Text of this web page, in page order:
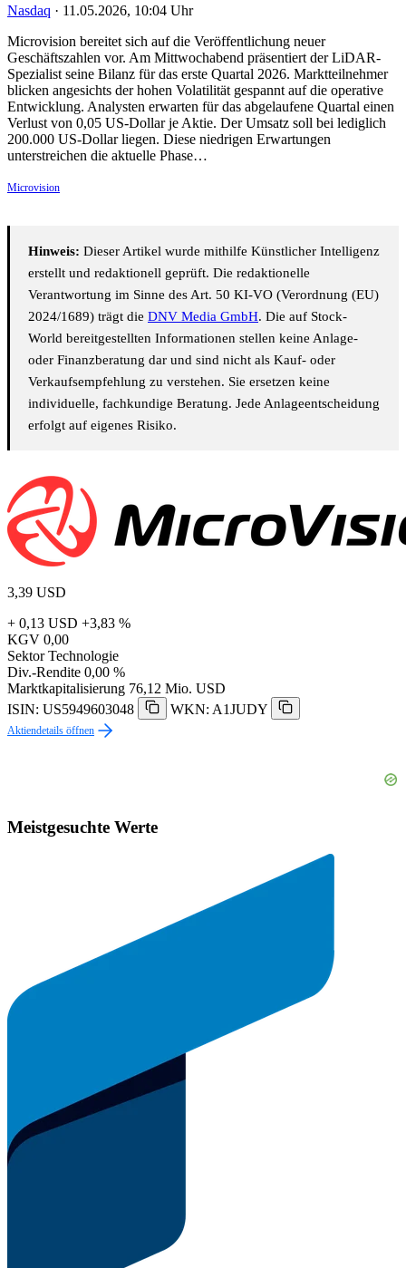
Nasdaq · 11.05.2026, 10:04 Uhr
Microvision bereitet sich auf die Veröffentlichung neuer
Geschäftszahlen vor. Am Mittwochabend präsentiert der LiDAR-
Spezialist seine Bilanz für das erste Quartal 2026. Marktteilnehmer
blicken angesichts der hohen Volatilität gespannt auf die operative
Entwicklung. Analysten erwarten für das abgelaufene Quartal einen
Verlust von 0,05 US-Dollar je Aktie. Der Umsatz soll bei lediglich
200.000 US-Dollar liegen. Diese niedrigen Erwartungen
unterstreichen die aktuelle Phase…
Microvision
Hinweis: Dieser Artikel wurde mithilfe Künstlicher Intelligenz
erstellt und redaktionell geprüft. Die redaktionelle
Verantwortung im Sinne des Art. 50 KI-VO (Verordnung (EU)
2024/1689) trägt die DNV Media GmbH. Die auf Stock-
World bereitgestellten Informationen stellen keine Anlage-
oder Finanzberatung dar und sind nicht als Kauf- oder
Verkaufsempfehlung zu verstehen. Sie ersetzen keine
individuelle, fachkundige Beratung. Jede Anlageentscheidung
erfolgt auf eigenes Risiko.
3,39 USD
+ 0,13 USD +3,83 %
KGV 0,00
Sektor Technologie
Div.-Rendite 0,00 %
Marktkapitalisierung 76,12 Mio. USD
ISIN: US5949603048
WKN: A1JUDY
Aktiendetails öffnen
Meistgesuchte Werte